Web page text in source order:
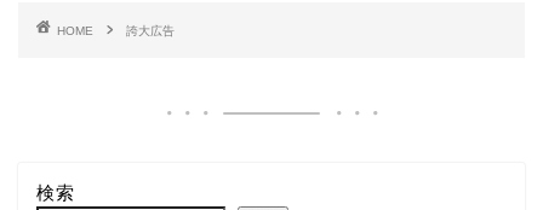
HOME 誇大広告
検索